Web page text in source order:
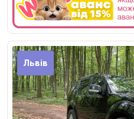
Львів